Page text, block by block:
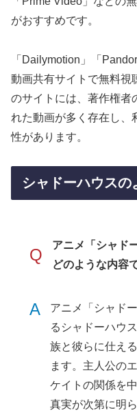
がおすすめです。
「Dailymotion」「
動画共有サイトで無料視
のサイトには、著作権者
れた動画が多く存在し、
性があります。
シャドーハウスの
Q
アニメ「シャド
どのような内容
A
アニメ「シャド
るシャドーハウ
族と彼らに仕え
ます。主人公の
ケイトの関係を
真実が次第に明